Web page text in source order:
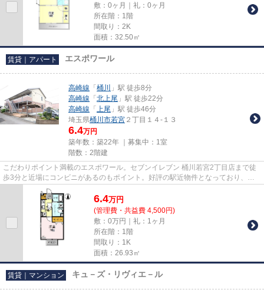
敷：0ヶ月｜礼：0ヶ月
所在階：1階
間取り：2K
面積：32.50㎡
賃貸｜アパート エスポワール
高崎線 「 桶川
」駅 徒歩8分
高崎線 「 北上尾 」駅 徒歩22分
高崎線 「 上尾 」駅 徒歩46分
埼玉県桶川市若宮 ２丁目１４-１３
6.4万円
築年数：築22年 ｜募集中： 1室
階数：2階建
こだわりポイント満載のエスポワール。セブンイレブン 桶川若宮2丁目店まで徒
歩3分と近場にコンビニがあるのもポイント。好評の駅近物件となっており、駅
より徒歩8分に立地しています...
6.4万円
(管理費・共益費 4,500円)
敷：0万円｜礼：1ヶ月
所在階：1階
間取り：1K
面積：26.93㎡
賃貸｜マンション キュ－ズ・リヴィエ－ル